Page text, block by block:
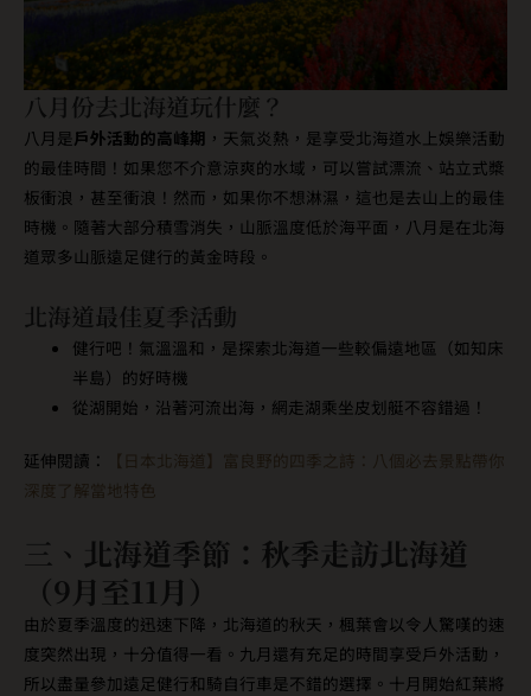
八月份去北海道玩什麼？
八月是戶外活動的高峰期 ，天氣炎熱，是享受北海道水上娛樂活動
的最佳時間！如果您不介意涼爽的水域，可以嘗試漂流、站立式槳
板衝浪，甚至衝浪！然而，如果你不想淋濕，這也是去山上的最佳
時機。隨著大部分積雪消失，山脈溫度低於海平面，八月是在北海
道眾多山脈遠足健行的黃金時段。
北海道最佳夏季活動
健行吧！氣溫溫和，是探索北海道一些較偏遠地區（如知床
半島）的好時機
從湖開始，沿著河流出海，網走湖乘坐皮划艇不容錯過！
延伸閱讀：
【日本北海道】富良野的四季之詩：八個必去景點帶你
深度了解當地特色
三、 北海道季節：秋季走訪北海道
（9月至11月）
由於夏季溫度的迅速下降，北海道的秋天，楓葉會以令人驚嘆的速
度突然出現，十分值得一看。九月還有充足的時間享受戶外活動，
所以盡量參加遠足健行和騎自行車是不錯的選擇。十月開始紅葉將